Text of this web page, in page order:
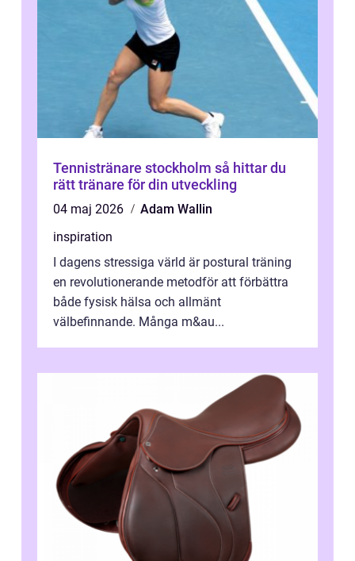
Tennistränare stockholm så hittar du
rätt tränare för din utveckling
04 maj 2026
Adam Wallin
inspiration
I dagens stressiga värld är postural träning
en revolutionerande metodför att förbättra
både fysisk hälsa och allmänt
välbefinnande. Många m&au...